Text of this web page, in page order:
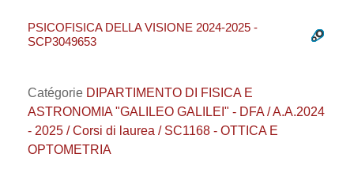
PSICOFISICA DELLA VISIONE 2024-2025 -
SCP3049653
Catégorie DIPARTIMENTO DI FISICA E
ASTRONOMIA "GALILEO GALILEI" - DFA / A.A.2024
- 2025 / Corsi di laurea / SC1168 - OTTICA E
OPTOMETRIA